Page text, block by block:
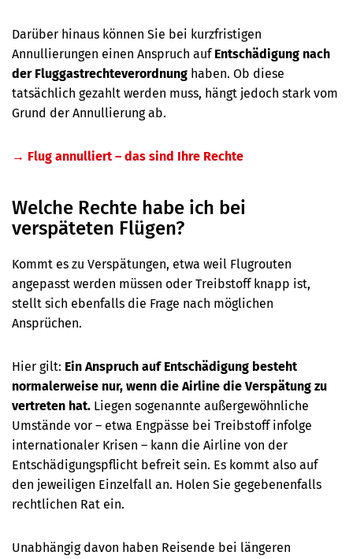
Darüber hinaus können Sie bei kurzfristigen
Annullierungen einen Anspruch auf Entschädigung nach
der Fluggastrechteverordnung haben. Ob diese
tatsächlich gezahlt werden muss, hängt jedoch stark vom
Grund der Annullierung ab.
→ Flug annulliert – das sind Ihre Rechte
Welche Rechte habe ich bei
verspäteten Flügen?
Kommt es zu Verspätungen, etwa weil Flugrouten
angepasst werden müssen oder Treibstoff knapp ist,
stellt sich ebenfalls die Frage nach möglichen
Ansprüchen.
Hier gilt: Ein Anspruch auf Entschädigung besteht
normalerweise nur, wenn die Airline die Verspätung zu
vertreten hat. Liegen sogenannte außergewöhnliche
Umstände vor – etwa Engpässe bei Treibstoff infolge
internationaler Krisen – kann die Airline von der
Entschädigungspflicht befreit sein. Es kommt also auf
den jeweiligen Einzelfall an. Holen Sie gegebenenfalls
rechtlichen Rat ein.
Unabhängig davon haben Reisende bei längeren